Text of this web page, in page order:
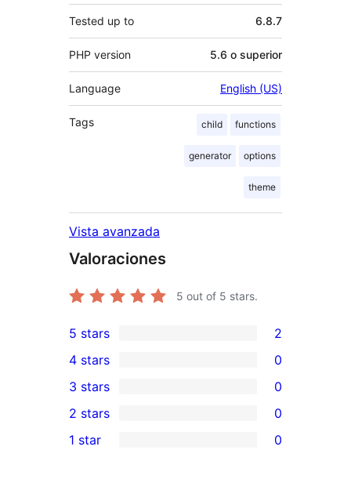
Tested up to 6.8.7
PHP version 5.6 o superior
Language English (US)
Tags child functions
generator options
theme
Vista avanzada
Valoraciones
5 out of 5 stars.
2
5-
star
reviews
5 stars 2
4-
star
reviews
4 stars 0
0
3-
star
3 stars 0
2-
2 stars 0
1 star 0